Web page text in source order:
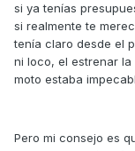
si ya tenías
si realmente te
tenía claro desde el
ni loco, el estrenar la
moto estaba
Pero mi consejo es